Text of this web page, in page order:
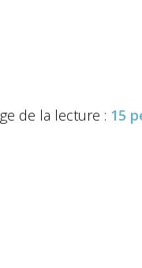
de la lecture : 15